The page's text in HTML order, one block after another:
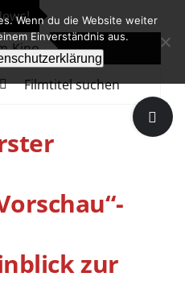
Kino
Die
zur
Toggle
Sliding
Wenn du die Website weiter
Einverständnis aus.